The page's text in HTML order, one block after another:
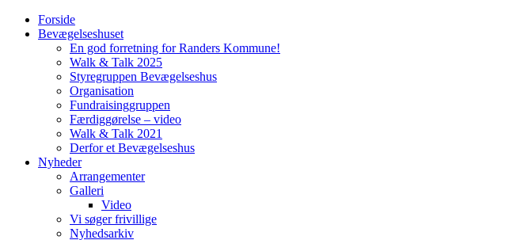
Forside
Bevægelseshuset
En god forretning for Randers Kommune!
Walk & Talk 2025
Styregruppen Bevægelseshus
Organisation
Fundraisinggruppen
Færdiggørelse – video
Walk & Talk 2021
Derfor et Bevægelseshus
Nyheder
Arrangementer
Galleri
Video
Vi søger frivillige
Nyhedsarkiv